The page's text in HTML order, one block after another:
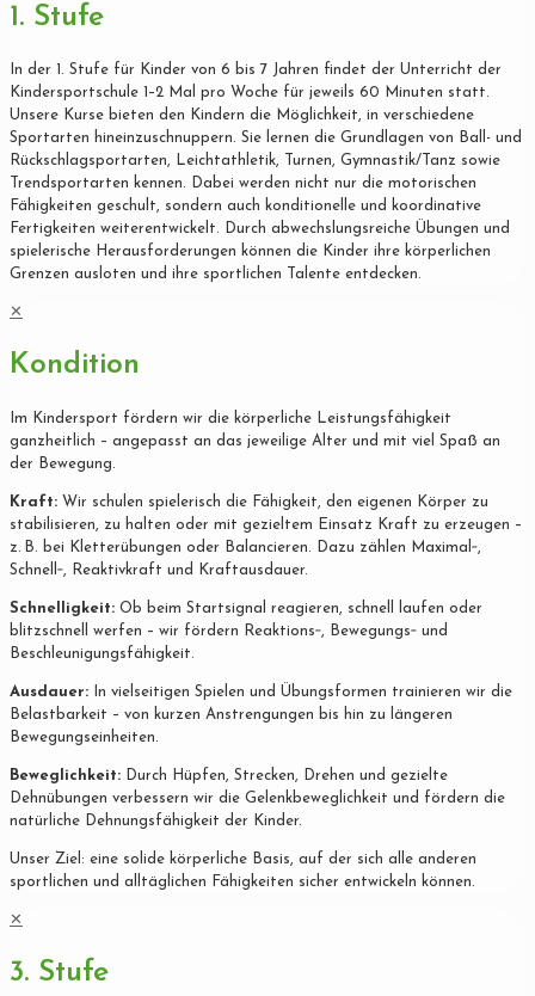
1. Stufe
In der 1. Stufe für Kinder von 6 bis 7 Jahren findet der Unterricht der
Kindersportschule 1–2 Mal pro Woche für jeweils 60 Minuten statt.
Unsere Kurse bieten den Kindern die Möglichkeit, in verschiedene
Sportarten hineinzuschnuppern. Sie lernen die Grundlagen von Ball- und
Rückschlagsportarten, Leichtathletik, Turnen, Gymnastik/Tanz sowie
Trendsportarten kennen. Dabei werden nicht nur die motorischen
Fähigkeiten geschult, sondern auch konditionelle und koordinative
Fertigkeiten weiterentwickelt. Durch abwechslungsreiche Übungen und
spielerische Herausforderungen können die Kinder ihre körperlichen
Grenzen ausloten und ihre sportlichen Talente entdecken.
✕
Kondition
Im Kindersport fördern wir die körperliche Leistungsfähigkeit
ganzheitlich – angepasst an das jeweilige Alter und mit viel Spaß an
der Bewegung.
Kraft: Wir schulen spielerisch die Fähigkeit, den eigenen Körper zu
stabilisieren, zu halten oder mit gezieltem Einsatz Kraft zu erzeugen –
z. B. bei Kletterübungen oder Balancieren. Dazu zählen Maximal‐,
Schnell‐, Reaktivkraft und Kraftausdauer.
Schnelligkeit: Ob beim Startsignal reagieren, schnell laufen oder
blitzschnell werfen – wir fördern Reaktions‐, Bewegungs‐ und
Beschleunigungsfähigkeit.
Ausdauer: In vielseitigen Spielen und Übungsformen trainieren wir die
Belastbarkeit – von kurzen Anstrengungen bis hin zu längeren
Bewegungseinheiten.
Beweglichkeit: Durch Hüpfen, Strecken, Drehen und gezielte
Dehnübungen verbessern wir die Gelenkbeweglichkeit und fördern die
natürliche Dehnungsfähigkeit der Kinder.
Unser Ziel: eine solide körperliche Basis, auf der sich alle anderen
sportlichen und alltäglichen Fähigkeiten sicher entwickeln können.
✕
3. Stufe